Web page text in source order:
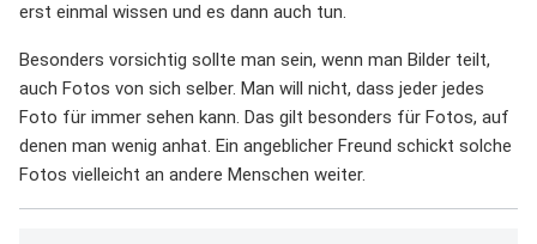
erst einmal wissen und es dann auch tun.
Besonders vorsichtig sollte man sein, wenn man Bilder teilt,
auch Fotos von sich selber. Man will nicht, dass jeder jedes
Foto für immer sehen kann. Das gilt besonders für Fotos, auf
denen man wenig anhat. Ein angeblicher Freund schickt solche
Fotos vielleicht an andere Menschen weiter.